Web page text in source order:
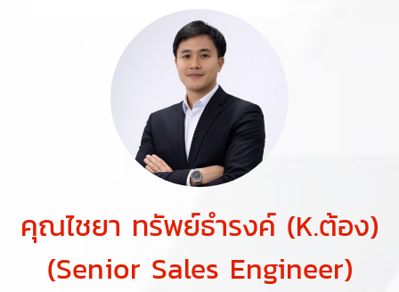
คุณไชยา ทรัพย์ธำรงค์ (K.ต้อง)
(Senior Sales Engineer)